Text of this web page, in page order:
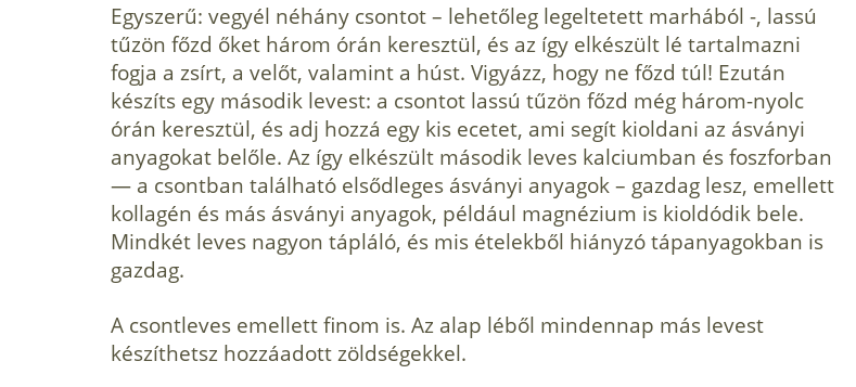
Egyszerű: vegyél néhány csontot – lehetőleg legeltetett marhából -, lassú
tűzön főzd őket három órán keresztül, és az így elkészült lé tartalmazni
fogja a zsírt, a velőt, valamint a húst. Vigyázz, hogy ne főzd túl! Ezután
készíts egy második levest: a csontot lassú tűzön főzd még három-nyolc
órán keresztül, és adj hozzá egy kis ecetet, ami segít kioldani az ásványi
anyagokat belőle. Az így elkészült második leves kalciumban és foszforban
— a csontban található elsődleges ásványi anyagok – gazdag lesz, emellett
kollagén és más ásványi anyagok, például magnézium is kioldódik bele.
Mindkét leves nagyon tápláló, és mis ételekből hiányzó tápanyagokban is
gazdag.
A csontleves emellett finom is. Az alap léből mindennap más levest
készíthetsz hozzáadott zöldségekkel.